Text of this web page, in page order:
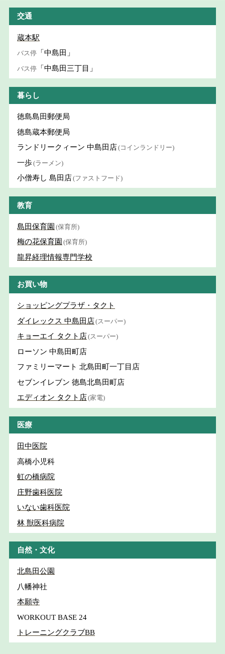
交通
蔵本駅
バス停 「中島田」
バス停 「中島田三丁目」
暮らし
徳島島田郵便局
徳島蔵本郵便局
ランドリークィーン 中島田店(コインランドリー)
一歩(ラーメン)
小僧寿し 島田店(ファストフード)
教育
島田保育園 (保育所)
梅の花保育園 (保育所)
龍昇経理情報専門学校
お買い物
ショッピングプラザ・タクト
ダイレックス 中島田店(スーパー)
キョーエイ タクト店(スーパー)
ローソン 中島田町店
ファミリーマート 北島田町一丁目店
セブンイレブン 徳島北島田町店
エディオン タクト店(家電)
医療
田中医院
高橋小児科
虹の橋病院
庄野歯科医院
いない歯科医院
林 獣医科病院
自然・文化
北島田公園
八幡神社
本願寺
WORKOUT BASE 24
トレーニングクラブBB